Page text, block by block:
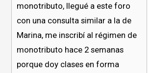
monotributo, llegué a este foro
con una consulta similar a la de
Marina, me inscribí al régimen de
monotributo hace 2 semanas
porque doy clases en forma